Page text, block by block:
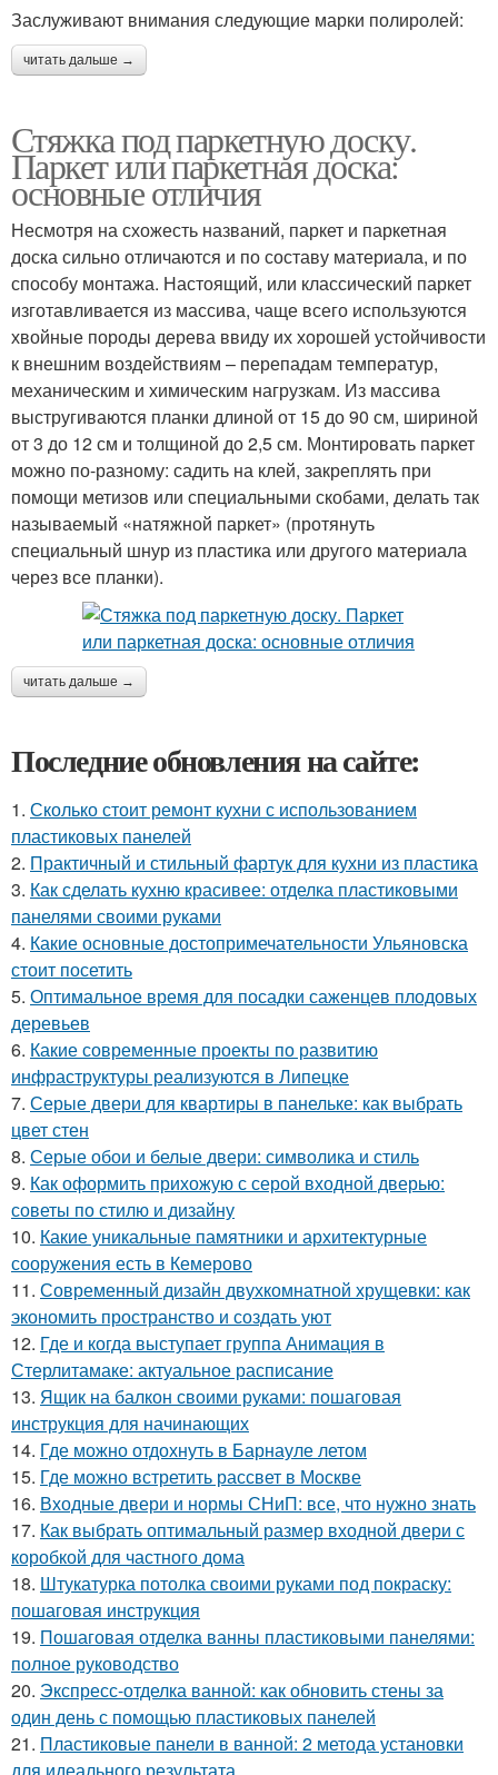
Заслуживают внимания следующие марки полиролей:
читать дальше →
Стяжка под паркетную доску.
Паркет или паркетная доска:
основные отличия
Несмотря на схожесть названий, паркет и паркетная
доска сильно отличаются и по составу материала, и по
способу монтажа. Настоящий, или классический паркет
изготавливается из массива, чаще всего используются
хвойные породы дерева ввиду их хорошей устойчивости
к внешним воздействиям – перепадам температур,
механическим и химическим нагрузкам. Из массива
выстругиваются планки длиной от 15 до 90 см, шириной
от 3 до 12 см и толщиной до 2,5 см. Монтировать паркет
можно по-разному: садить на клей, закреплять при
помощи метизов или специальными скобами, делать так
называемый «натяжной паркет» (протянуть
специальный шнур из пластика или другого материала
через все планки).
читать дальше →
Последние обновления на сайте:
1. Сколько стоит ремонт кухни с использованием
пластиковых панелей
2. Практичный и стильный фартук для кухни из пластика
3. Как сделать кухню красивее: отделка пластиковыми
панелями своими руками
4. Какие основные достопримечательности Ульяновска
стоит посетить
5. Оптимальное время для посадки саженцев плодовых
деревьев
6. Какие современные проекты по развитию
инфраструктуры реализуются в Липецке
7. Серые двери для квартиры в панельке: как выбрать
цвет стен
8. Серые обои и белые двери: символика и стиль
9. Как оформить прихожую с серой входной дверью:
советы по стилю и дизайну
10. Какие уникальные памятники и архитектурные
сооружения есть в Кемерово
11. Современный дизайн двухкомнатной хрущевки: как
экономить пространство и создать уют
12. Где и когда выступает группа Анимация в
Стерлитамаке: актуальное расписание
13. Ящик на балкон своими руками: пошаговая
инструкция для начинающих
14. Где можно отдохнуть в Барнауле летом
15. Где можно встретить рассвет в Москве
16. Входные двери и нормы СНиП: все, что нужно знать
17. Как выбрать оптимальный размер входной двери с
коробкой для частного дома
18. Штукатурка потолка своими руками под покраску:
пошаговая инструкция
19. Пошаговая отделка ванны пластиковыми панелями:
полное руководство
20. Экспресс-отделка ванной: как обновить стены за
один день с помощью пластиковых панелей
21. Пластиковые панели в ванной: 2 метода установки
для идеального результата